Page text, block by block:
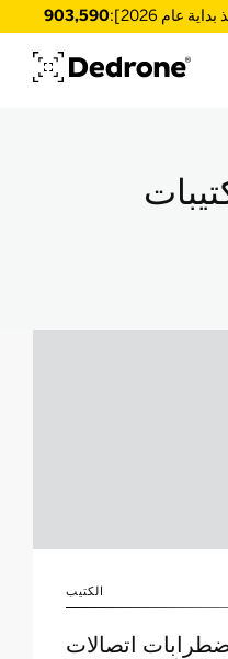
عام 2026]: 903,590
الكتيب
اتصالات